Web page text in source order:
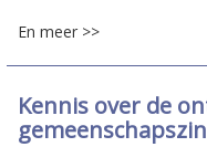
En meer >>
Kennis over de
gemeenschapszin